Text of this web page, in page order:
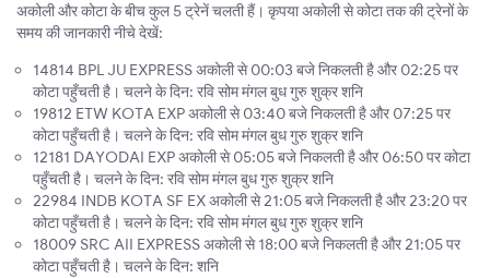
अकोली और कोटा के बीच कुल 5 ट्रेनें चलती हैं। कृपया अकोली से कोटा तक की ट्रेनों के
समय की जानकारी नीचे देखें:
14814 BPL JU EXPRESS अकोली से 00:03 बजे निकलती है और 02:25 पर
कोटा पहुँचती है। चलने के दिन: रवि सोम मंगल बुध गुरु शुक्र शनि
19812 ETW KOTA EXP अकोली से 03:40 बजे निकलती है और 07:25 पर
कोटा पहुँचती है। चलने के दिन: रवि सोम मंगल बुध गुरु शुक्र शनि
12181 DAYODAI EXP अकोली से 05:05 बजे निकलती है और 06:50 पर कोटा
पहुँचती है। चलने के दिन: रवि सोम मंगल बुध गुरु शुक्र शनि
22984 INDB KOTA SF EX अकोली से 21:05 बजे निकलती है और 23:20 पर
कोटा पहुँचती है। चलने के दिन: रवि सोम मंगल बुध गुरु शुक्र शनि
18009 SRC AII EXPRESS अकोली से 18:00 बजे निकलती है और 21:05 पर
कोटा पहुँचती है। चलने के दिन: शनि